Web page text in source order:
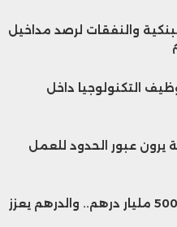
مستفيدة من
الرقمي والتحرر
الجيوسياسية
سريعًا، ما يجعل
في أسواق
والنفقات لرصد مداخيل
التكنولوجيا داخل
المغاربة يرون عبور الحدود للعمل
احتياطيات المغرب تقترب من 500 مليار درهم.. والدرهم يعزز